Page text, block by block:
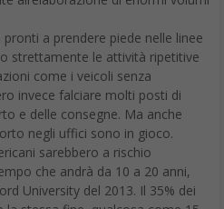
a prendere piede nelle linee
strettamente le attività ripetitive
come i veicoli senza
invece falciare molti posti di
e delle consegne. Ma anche
negli uffici sono in gioco.
sarebbero a rischio
che andrà da 10 a 20 anni,
University del 2013. Il 35% dei